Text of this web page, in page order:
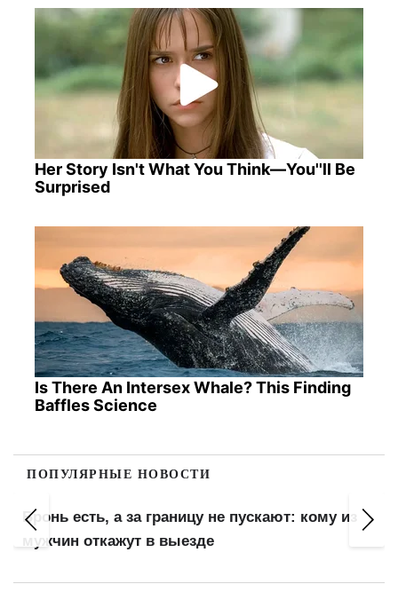
Her Story Isn't What You Think—You''ll Be
Surprised
Is There An Intersex Whale? This Finding
Baffles Science
ПОПУЛЯРНЫЕ НОВОСТИ
Штраф до 100 000 грн за замену газового
оборудования: что проверяют газовщики